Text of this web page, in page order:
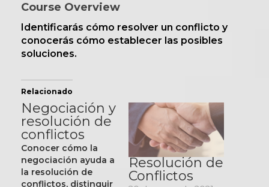
Course Overview
Identificarás cómo resolver un conflicto y
conocerás cómo establecer las posibles
soluciones.
Relacionado
Negociación y
resolución de
conflictos
Conocer cómo la
negociación ayuda a
la resolución de
conflictos, distinguir
Resolución de
Conflictos